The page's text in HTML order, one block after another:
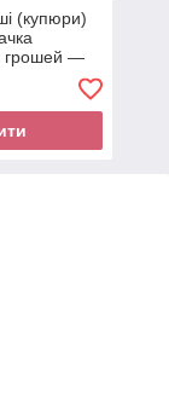
(купюри)
грошей —